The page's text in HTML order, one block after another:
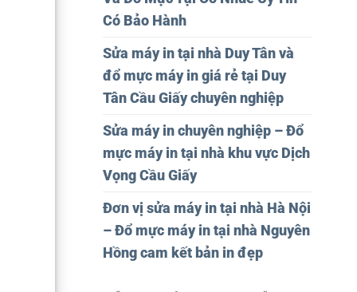
Có Bảo Hành
Sửa máy in tại nhà Duy Tân và
đổ mực máy in giá rẻ tại Duy
Tân Cầu Giấy chuyên nghiệp
Sửa máy in chuyên nghiệp – Đổ
mực máy in tại nhà khu vực Dịch
Vọng Cầu Giấy
Đơn vị sửa máy in tại nhà Hà Nội
– Đổ mực máy in tại nhà Nguyên
Hồng cam kết bản in đẹp